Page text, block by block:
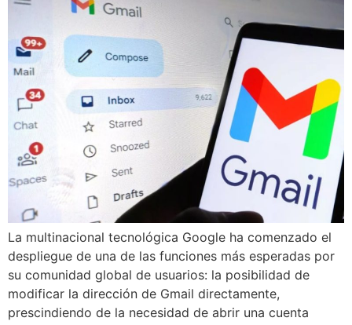
La multinacional tecnológica Google ha comenzado el
despliegue de una de las funciones más esperadas por
su comunidad global de usuarios: la posibilidad de
modificar la dirección de Gmail directamente,
prescindiendo de la necesidad de abrir una cuenta